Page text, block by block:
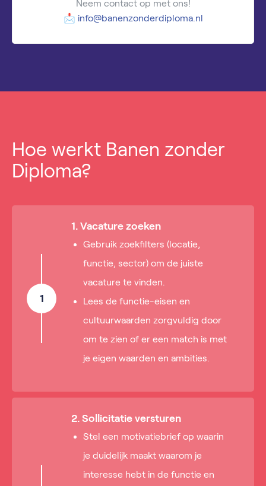
Neem contact op met ons!
📩 info@banenzonderdiploma.nl
Hoe werkt Banen zonder
Diploma?
1
1. Vacature zoeken
Gebruik zoekfilters (locatie,
functie, sector) om de juiste
vacature te vinden.
Lees de functie-eisen en
cultuurwaarden zorgvuldig door
om te zien of er een match is met
je eigen waarden en ambities.
2. Sollicitatie versturen
Stel een motivatiebrief op waarin
je duidelijk maakt waarom je
interesse hebt in de functie en